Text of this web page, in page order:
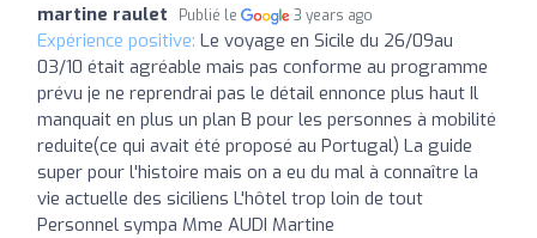
martine raulet Publié le 3 years ago
Expérience positive: Le voyage en Sicile du 26/09au
03/10 était agréable mais pas conforme au programme
prévu je ne reprendrai pas le détail ennonce plus haut Il
manquait en plus un plan B pour les personnes à mobilité
reduite(ce qui avait été proposé au Portugal) La guide
super pour l'histoire mais on a eu du mal à connaître la
vie actuelle des siciliens L'hôtel trop loin de tout
Personnel sympa Mme AUDI Martine